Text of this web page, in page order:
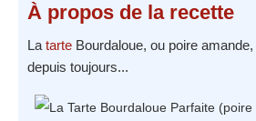
À propos de la recette
La tarte Bourdaloue, ou poire
depuis toujours...